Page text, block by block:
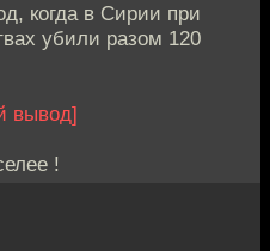
когда в Сирии при
убили разом 120
вывод]
!